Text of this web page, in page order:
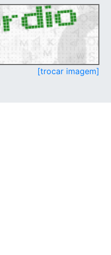
[trocar imagem]